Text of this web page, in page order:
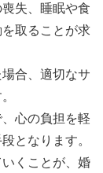
失、睡眠や食
取ることが求
合、適切なサ
心の負担を軽
となります。
くことが、婚